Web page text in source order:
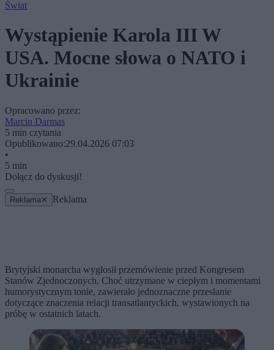
Świat
Wystąpienie Karola III W
USA. Mocne słowa o NATO i
Ukrainie
Opracowano przez:
Marcin Darmas
5 min czytania
Opublikowano:29.04.2026 07:03
•
5 min
Dołącz do dyskusji!
Reklama ✕ Reklama
Brytyjski monarcha wygłosił przemówienie przed Kongresem
Stanów Zjednoczonych. Choć utrzymane w ciepłym i momentami
humorystycznym tonie, zawierało jednoznaczne przesłanie
dotyczące znaczenia relacji transatlantyckich, wystawionych na
próbę w ostatnich latach.